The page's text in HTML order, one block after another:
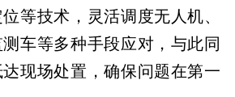
等技术，灵活调度无人机、
车等多种手段应对，与此同
现场处置，确保问题在第一